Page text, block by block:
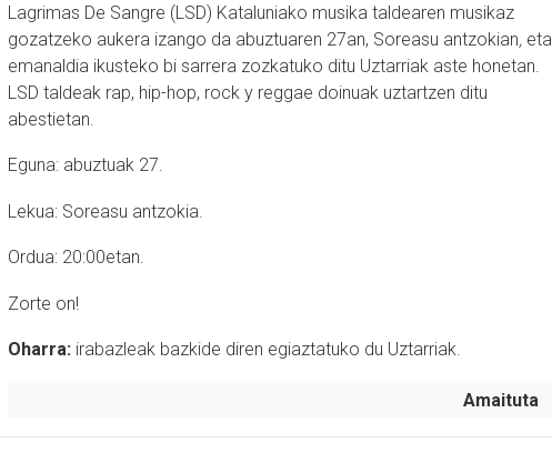
Lagrimas De Sangre (LSD) Kataluniako musika taldearen musikaz
gozatzeko aukera izango da abuztuaren 27an, Soreasu antzokian, eta
emanaldia ikusteko bi sarrera zozkatuko ditu Uztarriak aste honetan.
LSD taldeak rap, hip-hop, rock y reggae doinuak uztartzen ditu
abestietan.
Eguna: abuztuak 27.
Lekua: Soreasu antzokia.
Ordua: 20:00etan.
Zorte on!
Oharra: irabazleak bazkide diren egiaztatuko du Uztarriak.
Amaituta